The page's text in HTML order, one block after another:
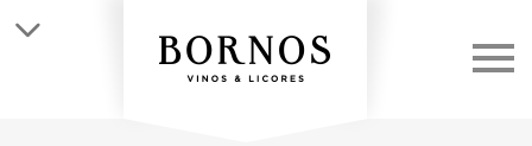
QUIÉNES SOMOS